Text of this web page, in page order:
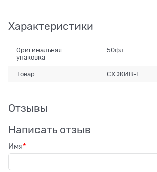
Характеристики
Оригинальная
упаковка
50фл
Товар СХ ЖИВ-Е
Отзывы
Написать отзыв
Имя